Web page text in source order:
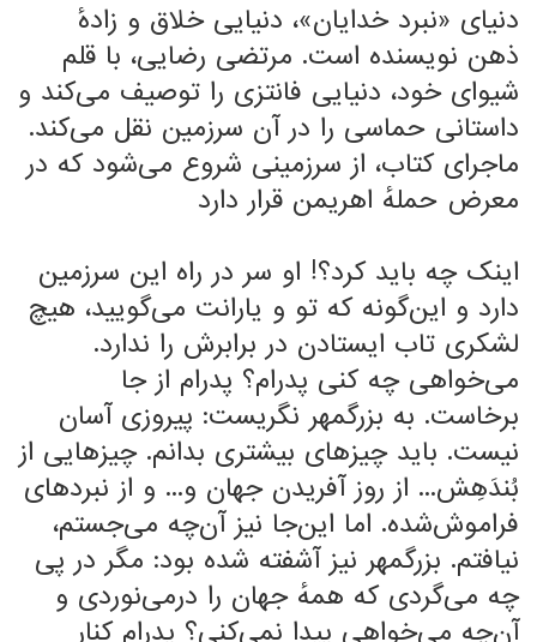
دنیای «نبرد خدایان»، دنیایی خلاق و زادهٔ
ذهن نویسنده است. مرتضی رضایی، با قلم
شیوای خود، دنیایی فانتزی را توصیف می‌کند و
داستانی حماسی را در آن سرزمین نقل می‌کند.
ماجرای کتاب، از سرزمینی شروع می‌شود که در
معرض حملهٔ اهریمن قرار دارد
اینک چه باید کرد؟! او سر در راه این سرزمین
دارد و این‌گونه که تو و یارانت می‌گویید، هیچ
لشکری تاب ایستادن در برابرش را ندارد.
می‌خواهی چه کنی پدرام؟ پدرام از جا
برخاست. به بزرگمهر نگریست: پیروزی آسان
نیست. باید چیزهای بیشتری بدانم. چیزهایی از
بُندَهِش... از روز آفریدن جهان و... و از نبردهای
فراموش‌شده. اما این‌جا نیز آن‌چه می‌جستم،
نیافتم. بزرگمهر نیز آشفته شده بود: مگر در پی
چه می‌گردی که همهٔ جهان را درمی‌نوردی و
آن‌چه می‌خواهی پیدا نمی‌کنی؟ پدرام کنار